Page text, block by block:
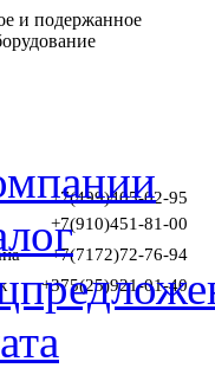
и подержанное
+7(499)405-02-95
+7(910)451-81-00
+7(7172)72-76-94
+375(25)921-01-40